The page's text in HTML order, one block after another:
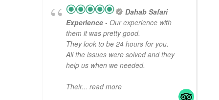
Dahab Safari
Experience - Our experience with
them it was pretty good.
They look to be 24 hours for you.
All the issues were solved and they
help us when we needed.
Their... read more